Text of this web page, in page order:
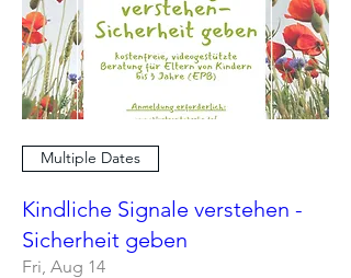
Multiple Dates
Kindliche Signale verstehen -
Sicherheit geben
Fri, Aug 14